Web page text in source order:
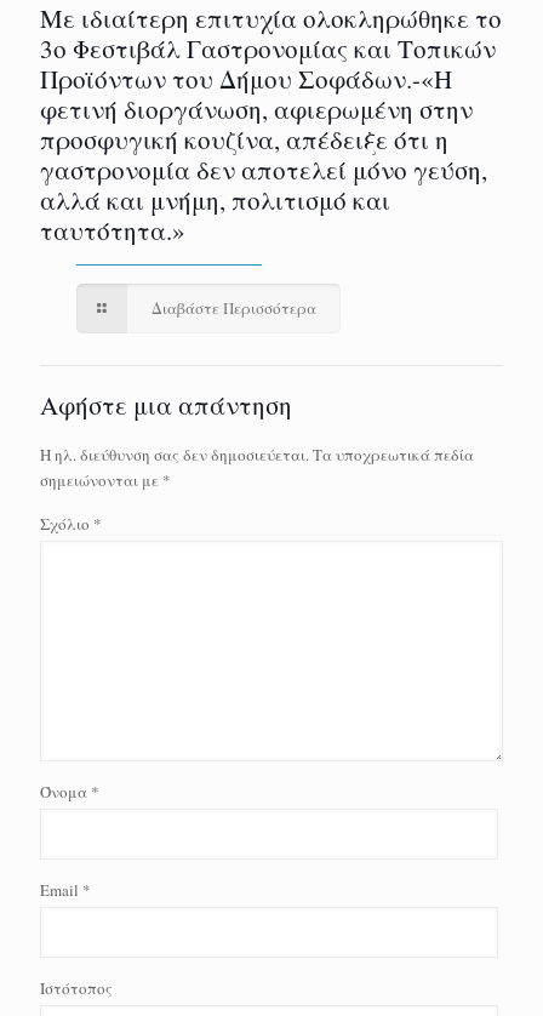
Με ιδιαίτερη επιτυχία ολοκληρώθηκε το
3ο Φεστιβάλ Γαστρονομίας και Τοπικών
Προϊόντων του Δήμου Σοφάδων.-«Η
φετινή διοργάνωση, αφιερωμένη στην
προσφυγική κουζίνα, απέδειξε ότι η
γαστρονομία δεν αποτελεί μόνο γεύση,
αλλά και μνήμη, πολιτισμό και
ταυτότητα.»
Διαβάστε Περισσότερα
Αφήστε μια απάντηση
Η ηλ. διεύθυνση σας δεν δημοσιεύεται.Τα υποχρεωτικά πεδία
σημειώνονται με *
Σχόλιο *
Όνομα *
Email *
Ιστότοπος